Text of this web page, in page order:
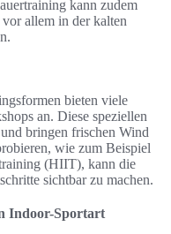
kann zudem
allem in der kalten
bieten viele
an. Diese speziellen
bringen frischen Wind
wie zum Beispiel
(HIIT), kann die
sichtbar zu machen.
Indoor-Sportart